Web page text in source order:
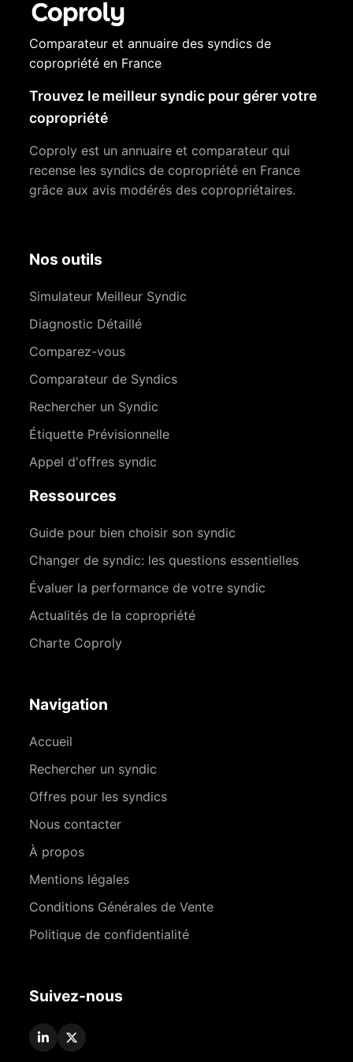
Comparateur et annuaire des syndics de
copropriété en France
Trouvez le meilleur syndic pour gérer votre
copropriété
Coproly est un annuaire et comparateur qui
recense les syndics de copropriété en France
grâce aux avis modérés des copropriétaires.
Nos outils
Simulateur Meilleur Syndic
Diagnostic Détaillé
Comparez-vous
Comparateur de Syndics
Rechercher un Syndic
Étiquette Prévisionnelle
Appel d'offres syndic
Ressources
Guide pour bien choisir son syndic
Changer de syndic: les questions essentielles
Évaluer la performance de votre syndic
Actualités de la copropriété
Charte Coproly
Navigation
Accueil
Rechercher un syndic
Offres pour les syndics
Nous contacter
À propos
Mentions légales
Conditions Générales de Vente
Politique de confidentialité
Suivez-nous